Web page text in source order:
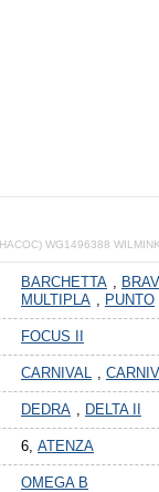
WG1496388
BARCHETTA ,
MULTIPLA , PUNTO
FOCUS II
CARNIVAL ,
DEDRA , DELTA II
6, ATENZA
OMEGA B